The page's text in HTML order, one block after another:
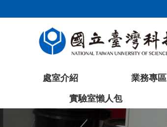
到
處室介紹 業務專區
實驗室懶人包